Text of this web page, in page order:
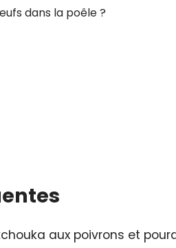
dans la poêle ?
aux poivrons et